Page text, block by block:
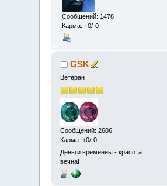
Сообщений: 1478
Карма: +0/-0
GSK
Ветеран
Сообщений: 2606
Карма: +0/-0
Деньги временны - красота
вечна!